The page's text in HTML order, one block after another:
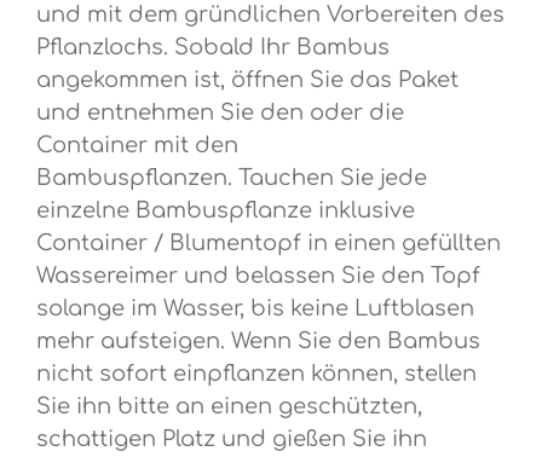
und mit dem gründlichen Vorbereiten des
Pflanzlochs. Sobald Ihr Bambus
angekommen ist, öffnen Sie das Paket
und entnehmen Sie den oder die
Container mit den
Bambuspflanzen. Tauchen Sie jede
einzelne Bambuspflanze inklusive
Container / Blumentopf in einen gefüllten
Wassereimer und belassen Sie den Topf
solange im Wasser, bis keine Luftblasen
mehr aufsteigen. Wenn Sie den Bambus
nicht sofort einpflanzen können, stellen
Sie ihn bitte an einen geschützten,
schattigen Platz und gießen Sie ihn